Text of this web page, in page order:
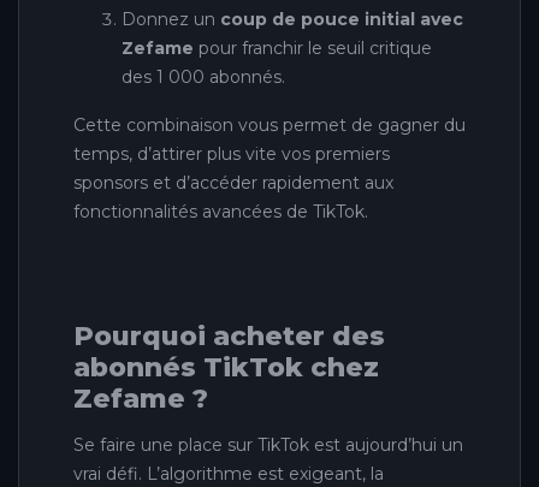
Donnez un coup de pouce initial avec
Zefame pour franchir le seuil critique
des 1 000 abonnés.
Cette combinaison vous permet de gagner du
temps, d’attirer plus vite vos premiers
sponsors et d’accéder rapidement aux
fonctionnalités avancées de TikTok.
Pourquoi acheter des
abonnés TikTok chez
Zefame ?
Se faire une place sur TikTok est aujourd’hui un
vrai défi. L’algorithme est exigeant, la